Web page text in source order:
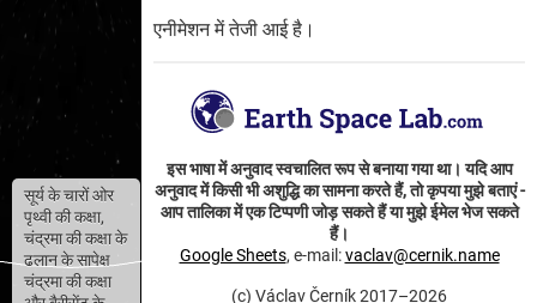
सूर्य के चारों ओर
पृथ्वी की कक्षा,
चंद्रमा की कक्षा के
ढलान के सापेक्ष
चंद्रमा की कक्षा
एनीमेशन में तेजी आई है।
इस भाषा में अनुवाद स्वचालित रूप से बनाया गया था। यदि आप
अनुवाद में किसी भी अशुद्धि का सामना करते हैं, तो कृपया मुझे बताएं -
आप तालिका में एक टिप्पणी जोड़ सकते हैं या मुझे ईमेल भेज सकते
हैं।
Google Sheets, e-mail:vaclav@cernik.name
(c) Václav Černík 2017–2026